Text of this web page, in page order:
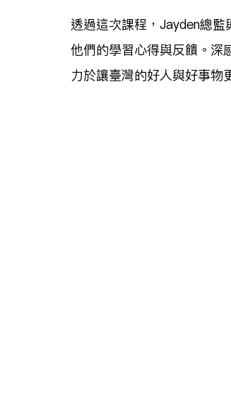
透過這次課程，Jayden總
他們的學習心得與反饋。深
力於讓臺灣的好人與好事物